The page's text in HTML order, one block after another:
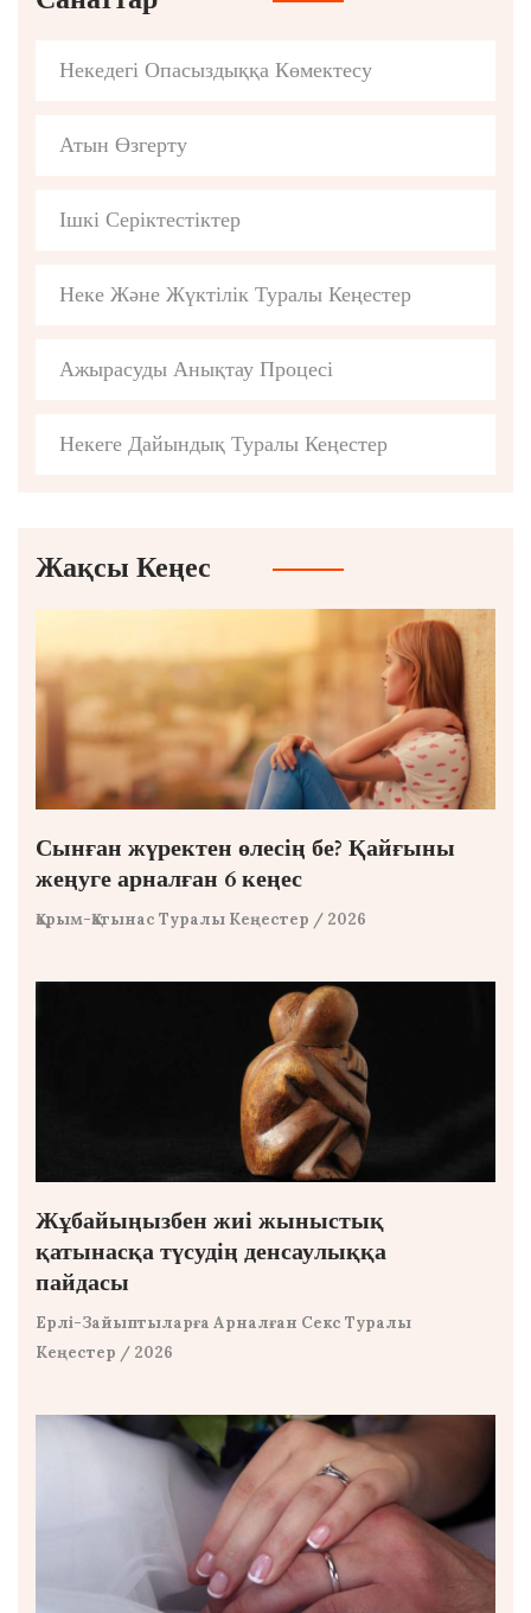
Некедегі Опасыздыққа Көмектесу
Атын Өзгерту
Ішкі Серіктестіктер
Неке Және Жүктілік Туралы Кеңестер
Ажырасуды Анықтау Процесі
Некеге Дайындық Туралы Кеңестер
Жақсы Кеңес
Сынған жүректен өлесің бе? Қайғыны
жеңуге арналған 6 кеңес
Қарым-Қатынас Туралы Кеңестер / 2026
Жұбайыңызбен жиі жыныстық
қатынасқа түсудің денсаулыққа
пайдасы
Ерлі-Зайыптыларға Арналған Секс Туралы
Кеңестер / 2026